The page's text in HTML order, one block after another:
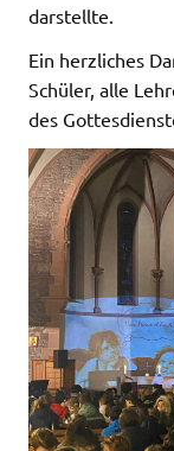
darstellte.
Ein herzliches
Schüler, alle
des